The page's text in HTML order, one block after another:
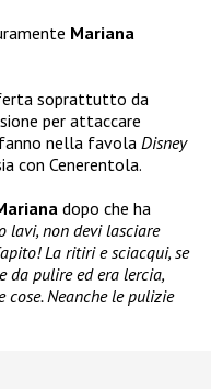
Mariana
soprattutto da
per attaccare
fanno nella favola Disney
con Cenerentola.
dopo che ha
lavi, non devi lasciare
La ritiri e sciacqui, se
da pulire ed era lercia,
Neanche le pulizie